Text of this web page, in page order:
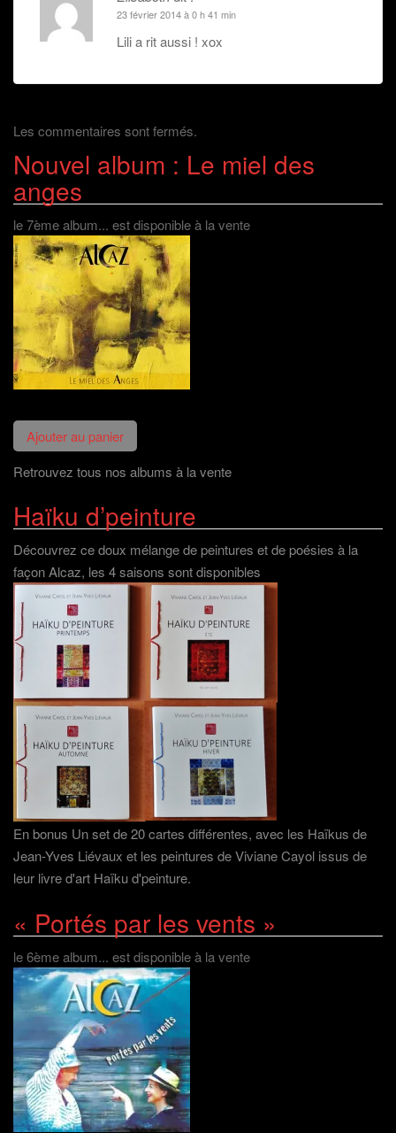
23 février 2014 à 0 h 41 min
Lili a rit aussi ! xox
Les commentaires sont fermés.
Nouvel album : Le miel des
anges
le 7ème album... est disponible à la vente
Retrouvez tous nos albums à la vente
Haïku d’peinture
Découvrez ce doux mélange de peintures et de poésies à la
façon Alcaz, les 4 saisons sont disponibles
En bonus Un set de 20 cartes différentes, avec les Haïkus de
Jean-Yves Liévaux et les peintures de Viviane Cayol issus de
leur livre d'art Haïku d'peinture.
« Portés par les vents »
le 6ème album... est disponible à la vente